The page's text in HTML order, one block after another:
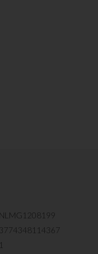
NLMG1208199
3774348114367
1